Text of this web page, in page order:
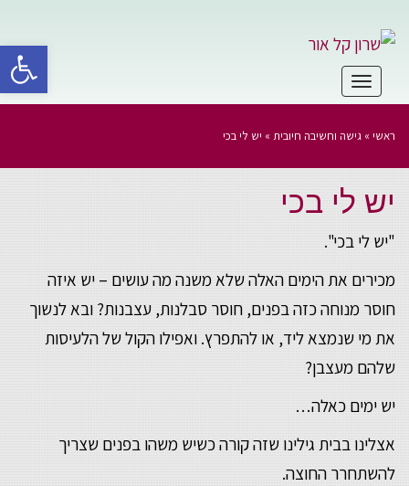
תפריט
ראשי » גישה וחשיבה חיובית » יש לי בכי
יש לי בכי
"יש לי בכי".
מכירים את הימים האלה שלא משנה מה עושים – יש איזה
חוסר מנוחה כזה בפנים, חוסר סבלנות, עצבנות? ובא לנשוך
את מי שנמצא ליד, או להתפרץ. ואפילו הקול של הלעיסות
שלהם מעצבן?
יש ימים כאלה…
אצלינו בבית גילינו שזה קורה כשיש משהו בפנים שצריך
להשתחרר החוצה.
פתח